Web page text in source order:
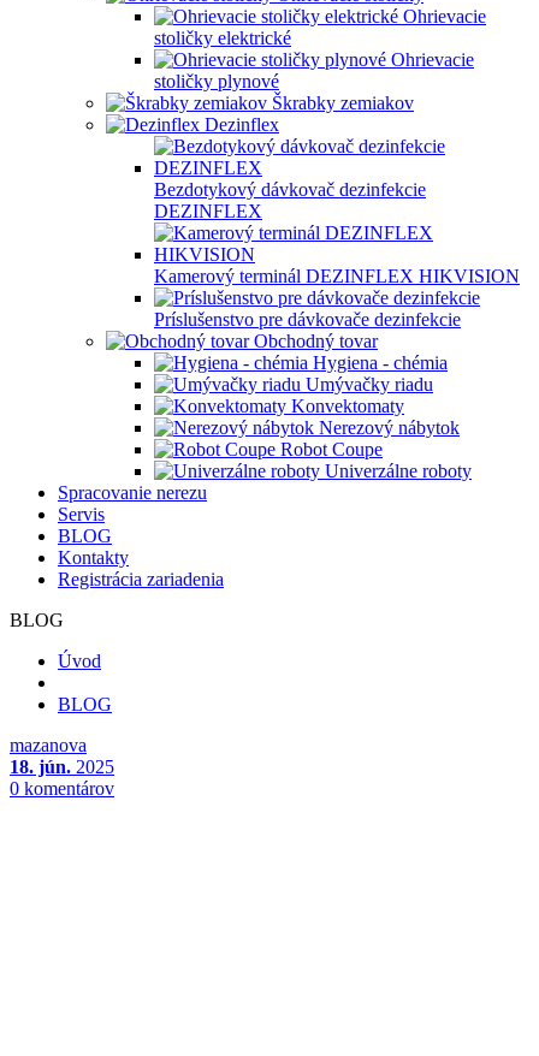
Ohrievacie
stoličky elektrické
Ohrievacie
stoličky plynové
Škrabky zemiakov
Dezinflex
Bezdotykový dávkovač dezinfekcie
DEZINFLEX
Kamerový terminál DEZINFLEX HIKVISION
Príslušenstvo pre dávkovače dezinfekcie
Obchodný tovar
Hygiena - chémia
Umývačky riadu
Konvektomaty
Nerezový nábytok
Robot Coupe
Univerzálne roboty
Spracovanie nerezu
Servis
BLOG
Kontakty
Registrácia zariadenia
BLOG
Úvod
BLOG
mazanova
18. jún. 2025
0 komentárov